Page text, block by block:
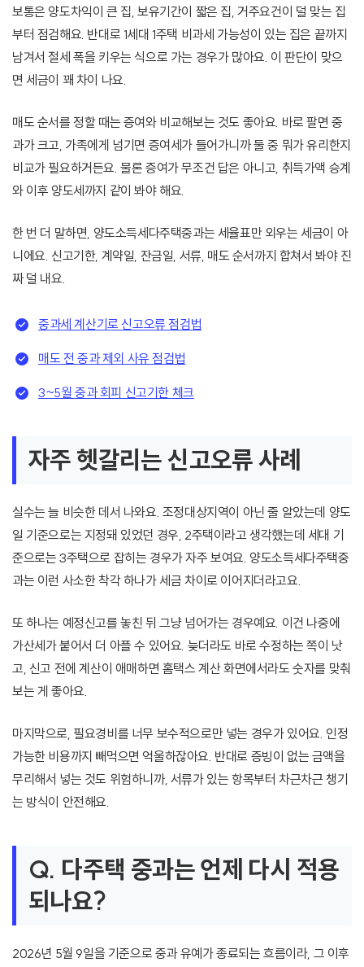
보통은 양도차익이 큰 집, 보유기간이 짧은 집, 거주요건이 덜 맞는 집
부터 점검해요. 반대로 1세대 1주택 비과세 가능성이 있는 집은 끝까지
남겨서 절세 폭을 키우는 식으로 가는 경우가 많아요. 이 판단이 맞으
면 세금이 꽤 차이 나요.
매도 순서를 정할 때는 증여와 비교해보는 것도 좋아요. 바로 팔면 중
과가 크고, 가족에게 넘기면 증여세가 들어가니까 둘 중 뭐가 유리한지
비교가 필요하거든요. 물론 증여가 무조건 답은 아니고, 취득가액 승계
와 이후 양도세까지 같이 봐야 해요.
한 번 더 말하면, 양도소득세다주택중과는 세율표만 외우는 세금이 아
니에요. 신고기한, 계약일, 잔금일, 서류, 매도 순서까지 합쳐서 봐야 진
짜 덜 내요.
중과세 계산기로 신고오류 점검법
매도 전 중과 제외 사유 점검법
3~5월 중과 회피 신고기한 체크
자주 헷갈리는 신고오류 사례
실수는 늘 비슷한 데서 나와요. 조정대상지역이 아닌 줄 알았는데 양도
일 기준으로는 지정돼 있었던 경우, 2주택이라고 생각했는데 세대 기
준으로는 3주택으로 잡히는 경우가 자주 보여요. 양도소득세다주택중
과는 이런 사소한 착각 하나가 세금 차이로 이어지더라고요.
또 하나는 예정신고를 놓친 뒤 그냥 넘어가는 경우예요. 이건 나중에
가산세가 붙어서 더 아플 수 있어요. 늦더라도 바로 수정하는 쪽이 낫
고, 신고 전에 계산이 애매하면 홈택스 계산 화면에서라도 숫자를 맞춰
보는 게 좋아요.
마지막으로, 필요경비를 너무 보수적으로만 넣는 경우가 있어요. 인정
가능한 비용까지 빼먹으면 억울하잖아요. 반대로 증빙이 없는 금액을
무리해서 넣는 것도 위험하니까, 서류가 있는 항목부터 차근차근 챙기
는 방식이 안전해요.
Q. 다주택 중과는 언제 다시 적용
되나요?
2026년 5월 9일을 기준으로 중과 유예가 종료되는 흐름이라, 그 이후